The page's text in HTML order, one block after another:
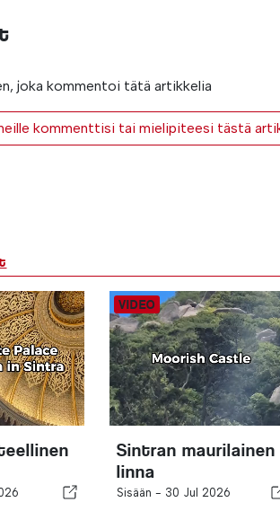
joka kommentoi tätä artikkelia
kommenttisi tai mielipiteesi tästä
Sintran maurilainen
linna
Sisään - 30 Jul 2026